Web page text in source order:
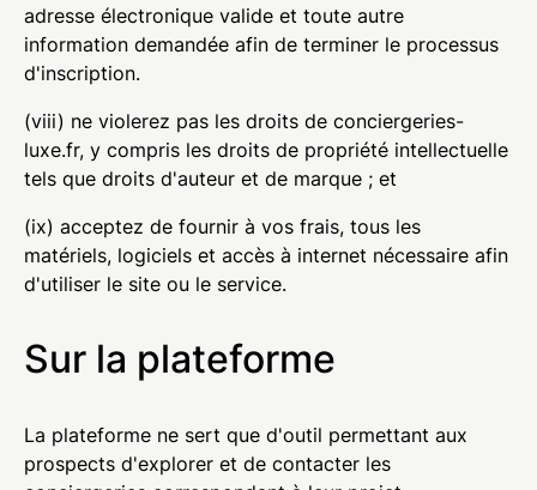
adresse électronique valide et toute autre
information demandée afin de terminer le processus
d'inscription.
(viii) ne violerez pas les droits de conciergeries-
luxe.fr, y compris les droits de propriété intellectuelle
tels que droits d'auteur et de marque ; et
(ix) acceptez de fournir à vos frais, tous les
matériels, logiciels et accès à internet nécessaire afin
d'utiliser le site ou le service.
Sur la plateforme
La plateforme ne sert que d'outil permettant aux
prospects d'explorer et de contacter les